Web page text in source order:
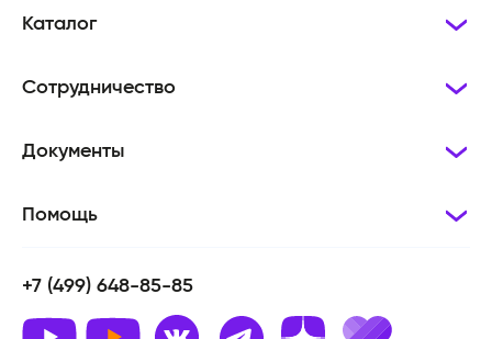
Каталог
Сотрудничество
Документы
Помощь
+7 (499) 648-85-85